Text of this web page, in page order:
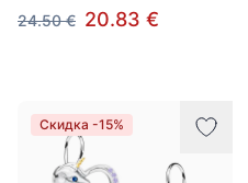
24.50 € 20.83 €
Скидка -15%